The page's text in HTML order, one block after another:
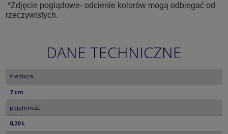
*Zdjęcie poglądowe- odcienie kolorów mogą odbiegać od
rzeczywistych.
DANE TECHNICZNE
średnica
7 cm
pojemność
0,20 L